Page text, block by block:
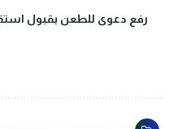
رفع دعوى للطعن بقبول